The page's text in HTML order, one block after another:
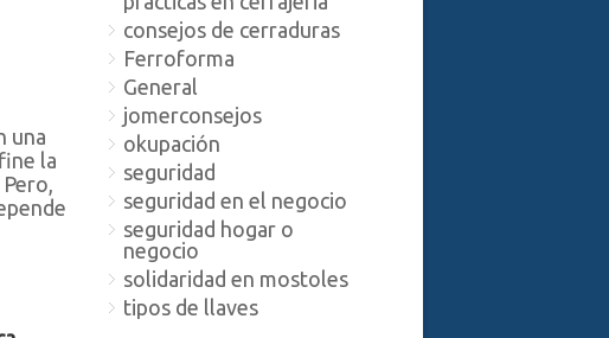
una
la
consejos de cerraduras
Ferroforma
General
jomerconsejos
okupación
seguridad
seguridad en el negocio
seguridad hogar o
negocio
solidaridad en mostoles
tipos de llaves